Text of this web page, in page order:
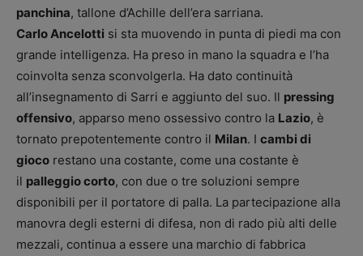
panchina, tallone d’Achille dell’era sarriana.
Carlo Ancelotti si sta muovendo in punta di piedi ma con
grande intelligenza. Ha preso in mano la squadra e l’ha
coinvolta senza sconvolgerla. Ha dato continuità
all’insegnamento di Sarri e aggiunto del suo. Il pressing
offensivo, apparso meno ossessivo contro la Lazio, è
tornato prepotentemente contro il Milan. I cambi di
gioco restano una costante, come una costante è
il palleggio corto, con due o tre soluzioni sempre
disponibili per il portatore di palla. La partecipazione alla
manovra degli esterni di difesa, non di rado più alti delle
mezzali, continua a essere una marchio di fabbrica